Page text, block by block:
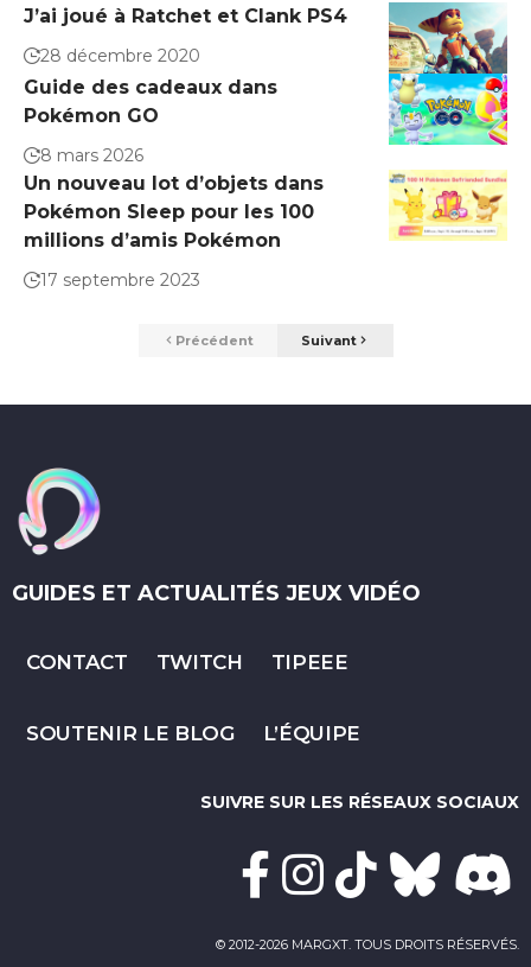
J’ai joué à Ratchet et Clank PS4
28 décembre 2020
Guide des cadeaux dans
Pokémon GO
8 mars 2026
Un nouveau lot d’objets dans
Pokémon Sleep pour les 100
millions d’amis Pokémon
17 septembre 2023
Précédent Suivant
GUIDES ET ACTUALITÉS JEUX VIDÉO
CONTACT TWITCH TIPEEE
SOUTENIR LE BLOG L’ÉQUIPE
SUIVRE SUR LES RÉSEAUX SOCIAUX
© 2012-2026 MARGXT. TOUS DROITS RÉSERVÉS.